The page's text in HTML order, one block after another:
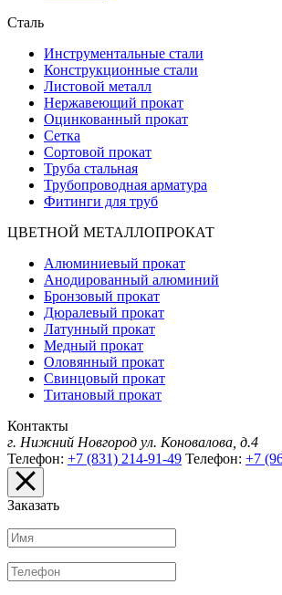
Сталь
Инструментальные стали
Конструкционные стали
Листовой металл
Нержавеющий прокат
Оцинкованный прокат
Сетка
Сортовой прокат
Труба стальная
Трубопроводная арматура
Фитинги для труб
ЦВЕТНОЙ МЕТАЛЛОПРОКАТ
Алюминиевый прокат
Анодированный алюминий
Бронзовый прокат
Дюралевый прокат
Латунный прокат
Медный прокат
Оловянный прокат
Свинцовый прокат
Титановый прокат
Контакты
г. Нижний Новгород ул. Коновалова, д.4
Телефон: +7 (831) 214-91-49 Телефон: +7
Заказать